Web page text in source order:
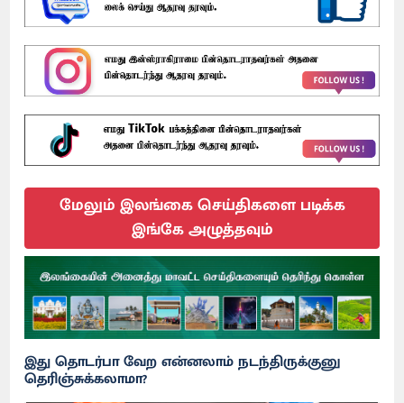
மேலும் இலங்கை செய்திகளை படிக்க
இங்கே அழுத்தவும்
இது தொடர்பா வேற என்னலாம் நடந்திருக்குனு
தெரிஞ்சுக்கலாமா?